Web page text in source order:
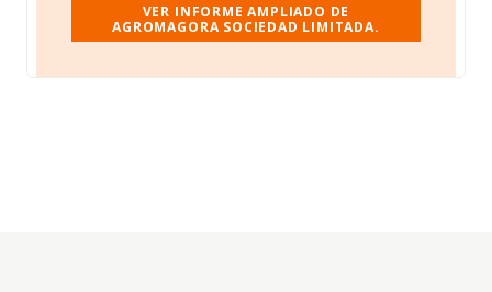
VER INFORME AMPLIADO DE
AGROMAGORA SOCIEDAD LIMITADA.